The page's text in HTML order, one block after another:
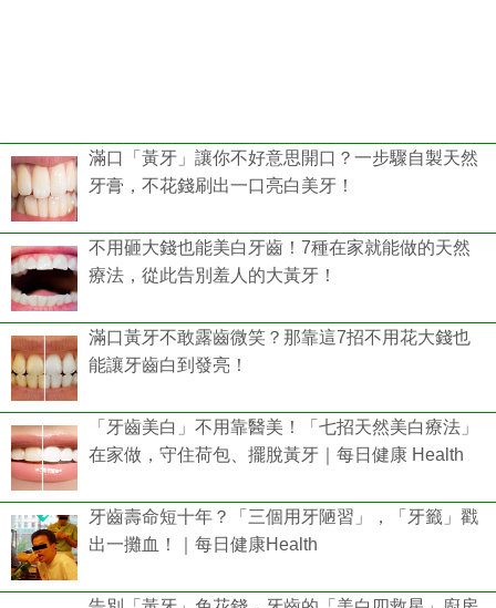
滿口「黃牙」讓你不好意思開口？一步驟自製天然
牙膏，不花錢刷出一口亮白美牙！
不用砸大錢也能美白牙齒！7種在家就能做的天然
療法，從此告別羞人的大黃牙！
滿口黃牙不敢露齒微笑？那靠這7招不用花大錢也
能讓牙齒白到發亮！
「牙齒美白」不用靠醫美！「七招天然美白療法」
在家做，守住荷包、擺脫黃牙｜每日健康 Health
牙齒壽命短十年？「三個用牙陋習」，「牙籤」戳
出一攤血！｜每日健康Health